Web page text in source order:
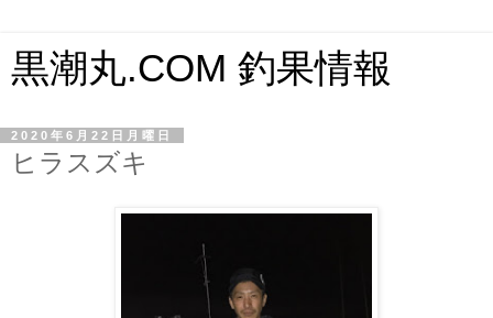
黒潮丸.COM 釣果情報
2020年6月22日月曜日
ヒラスズキ